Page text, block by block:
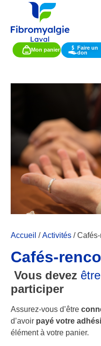
Mon panier
Faire un
don
Accueil /Activités /
Cafés-
Vous devez
participer
Assurez-vous d’être
d’avoir payé votre
élément à votre panier.